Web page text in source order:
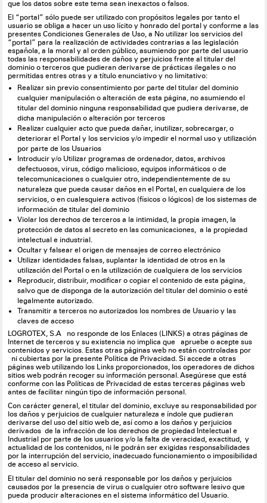
que los datos sobre este tema sean inexactos o falsos.
El “portal” sólo puede ser utilizado con propósitos legales por tanto el
usuario se obliga a hacer un uso lícito y honrado del portal y conforme a las
presentes Condiciones Generales de Uso, a No utilizar los servicios del
“portal” para la realización de actividades contrarias a las legislación
española, a la moral y al orden público, asumiendo por parte del usuario
todas las responsabilidades de daños y perjuicios frente al titular del
dominio o terceros que pudieran derivarse de prácticas ilegales o no
permitidas entres otras y a título enunciativo y no limitativo:
Realizar sin previo consentimiento por parte del titular del dominio
cualquier manipulación o alteración de esta página, no asumiendo el
titular del dominio ninguna responsabilidad que pudiera derivarse, de
dicha manipulación o alteración por terceros
Realizar cualquier acto que pueda dañar, inutilizar, sobrecargar, o
deteriorar el Portal y los servicios y/o impedir el normal uso y utilización
por parte de los Usuarios
Introducir y/o Utilizar programas de ordenador, datos, archivos
defectuosos, virus, código malicioso, equipos informáticos o de
telecomunicaciones o cualquier otro, independientemente de su
naturaleza que pueda causar daños en el Portal, en cualquiera de los
servicios, o en cualesquiera activos (físicos o lógicos) de los sistemas de
información de titular del dominio
Violar los derechos de terceros a la intimidad, la propia imagen, la
protección de datos al secreto en las comunicaciones, a la propiedad
intelectual e industrial.
Ocultar y falsear el origen de mensajes de correo electrónico
Utilizar identidades falsas, suplantar la identidad de otros en la
utilización del Portal o en la utilización de cualquiera de los servicios
Reproducir, distribuir, modificar o copiar el contenido de esta página,
salvo que de disponga de la autorización del titular del dominio o esté
legalmente autorizado.
Transmitir a terceros no autorizados los nombres de Usuario y las
claves de acceso
LOGROTEX, S.A no responde de los Enlaces (LINKS) a otras páginas de
Internet de terceros y su existencia no implica que apruebe o acepte sus
contenidos y servicios. Estas otras páginas web no están controladas por
ni cubiertas por la presente Política de Privacidad. Si accede a otras
páginas web utilizando los Links proporcionados, los operadores de dichos
sitios web podrán recoger su información personal. Asegúrese que está
conforme con las Políticas de Privacidad de estas terceras páginas web
antes de facilitar ningún tipo de información personal.
Con carácter general, el titular del dominio, excluye su responsabilidad por
los daños y perjuicios de cualquier naturaleza e índole que pudieran
derivarse del uso del sitio web de, así como a los daños y perjuicios
derivados de la infracción de los derechos de propiedad Intelectual e
Industrial por parte de los usuarios y/o la falta de veracidad, exactitud, y
actualidad de los contenidos, ni le podrán ser exigidas responsabilidades
por la interrupción del servicio, inadecuado funcionamiento o imposibilidad
de acceso al servicio.
El titular del dominio no será responsable por los daños y perjuicios
causados por la presencia de virus o cualquier otro software lesivo que
pueda producir alteraciones en el sistema informático del Usuario.